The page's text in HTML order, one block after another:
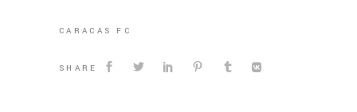
CARACAS FC
SHARE